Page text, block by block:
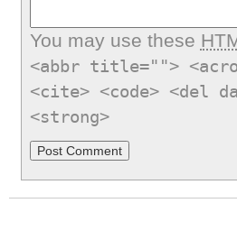
You may use these
<abbr title="">
<cite> <code> <del
<strong>